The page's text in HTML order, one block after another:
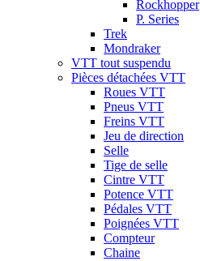
Rockhopper
P. Series
Trek
Mondraker
VTT tout suspendu
Pièces détachées VTT
Roues VTT
Pneus VTT
Freins VTT
Jeu de direction
Selle
Tige de selle
Cintre VTT
Potence VTT
Pédales VTT
Poignées VTT
Compteur
Chaine